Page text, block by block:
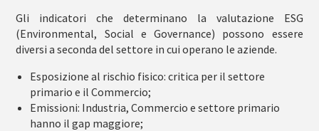
Gli indicatori che determinano la valutazione ESG
(Environmental, Social e Governance) possono essere
diversi a seconda del settore in cui operano le aziende.
Esposizione al rischio fisico: critica per il settore
primario e il Commercio;
Emissioni: Industria, Commercio e settore primario
hanno il gap maggiore;